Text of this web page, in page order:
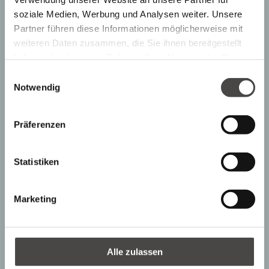
soziale Medien, Werbung und Analysen weiter. Unsere
Partner führen diese Informationen möglicherweise mit
weiteren Daten zusammen, die Sie ihnen bereitgestellt
Notwendig
Präferenzen
Statistiken
Marketing
Alle zulassen